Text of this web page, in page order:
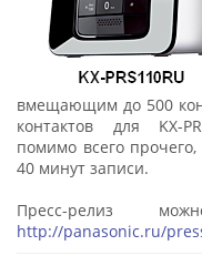
вмещающим до 500
контактов для KX-
помимо всего
40 минут записи.
Пресс-релиз
http://panasonic.ru/